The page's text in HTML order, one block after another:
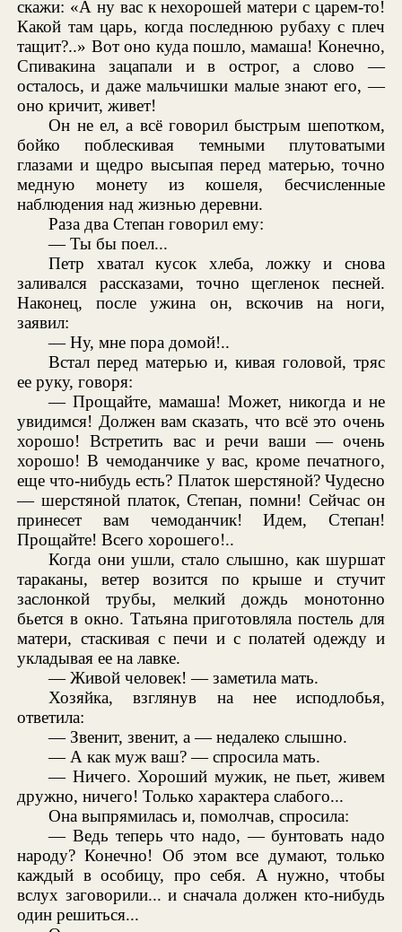
скажи: «А ну вас к нехорошей матери с царем-то!
Какой там царь, когда последнюю рубаху с плеч
тащит?..» Вот оно куда пошло, мамаша! Конечно,
Спивакина зацапали и в острог, а слово —
осталось, и даже мальчишки малые знают его, —
оно кричит, живет!
Он не ел, а всё говорил быстрым шепотком,
бойко поблескивая темными плутоватыми
глазами и щедро высыпая перед матерью, точно
медную монету из кошеля, бесчисленные
наблюдения над жизнью деревни.
Раза два Степан говорил ему:
— Ты бы поел...
Петр хватал кусок хлеба, ложку и снова
заливался рассказами, точно щегленок песней.
Наконец, после ужина он, вскочив на ноги,
заявил:
— Ну, мне пора домой!..
Встал перед матерью и, кивая головой, тряс
ее руку, говоря:
— Прощайте, мамаша! Может, никогда и не
увидимся! Должен вам сказать, что всё это очень
хорошо! Встретить вас и речи ваши — очень
хорошо! В чемоданчике у вас, кроме печатного,
еще что-нибудь есть? Платок шерстяной? Чудесно
— шерстяной платок, Степан, помни! Сейчас он
принесет вам чемоданчик! Идем, Степан!
Прощайте! Всего хорошего!..
Когда они ушли, стало слышно, как шуршат
тараканы, ветер возится по крыше и стучит
заслонкой трубы, мелкий дождь монотонно
бьется в окно. Татьяна приготовляла постель для
матери, стаскивая с печи и с полатей одежду и
укладывая ее на лавке.
— Живой человек! — заметила мать.
Хозяйка, взглянув на нее исподлобья,
ответила:
— Звенит, звенит, а — недалеко слышно.
— А как муж ваш? — спросила мать.
— Ничего. Хороший мужик, не пьет, живем
дружно, ничего! Только характера слабого...
Она выпрямилась и, помолчав, спросила:
— Ведь теперь что надо, — бунтовать надо
народу? Конечно! Об этом все думают, только
каждый в особицу, про себя. А нужно, чтобы
вслух заговорили... и сначала должен кто-нибудь
один решиться...